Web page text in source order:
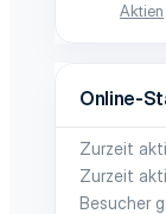
Aktien
Online-
Zurzeit
Zurzeit
Besucher